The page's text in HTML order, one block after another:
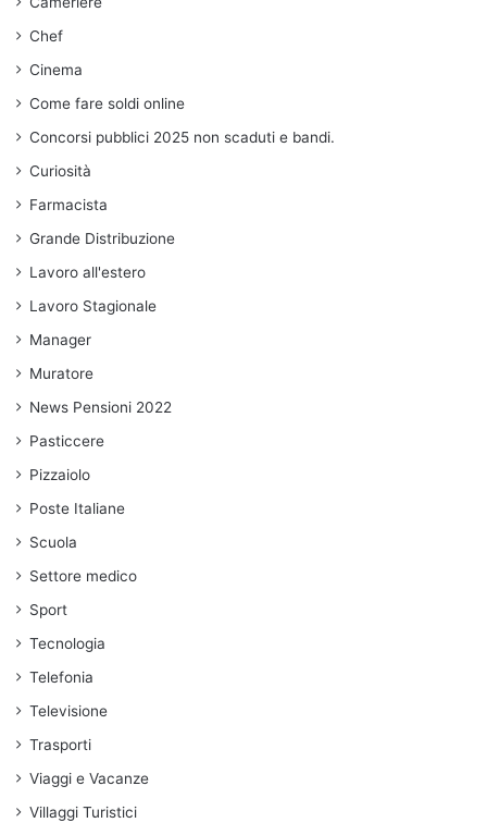
Chef
Cinema
Come fare soldi online
Concorsi pubblici 2025 non scaduti e bandi.
Curiosità
Farmacista
Grande Distribuzione
Lavoro all'estero
Lavoro Stagionale
Manager
Muratore
News Pensioni 2022
Pasticcere
Pizzaiolo
Poste Italiane
Scuola
Settore medico
Sport
Tecnologia
Telefonia
Televisione
Trasporti
Viaggi e Vacanze
Villaggi Turistici